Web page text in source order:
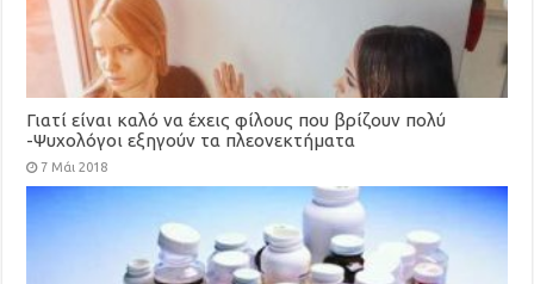
Γιατί είναι καλό να έχεις φίλους που βρίζουν πολύ
-Ψυχολόγοι εξηγούν τα πλεονεκτήματα
7 Μάι 2018